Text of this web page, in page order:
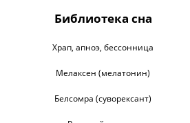
Библиотека сна
Храп, апноэ, бессонница
Мелаксен (мелатонин)
Белсомра (суворексант)